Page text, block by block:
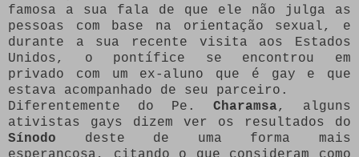
famosa a sua fala de que ele não julga as
pessoas com base na orientação sexual, e
durante a sua recente visita aos Estados
Unidos, o pontífice se encontrou em
privado com um ex-aluno que é gay e que
estava acompanhado de seu parceiro.
Diferentemente do Pe. Charamsa, alguns
ativistas gays dizem ver os resultados do
Sínodo deste de uma forma mais